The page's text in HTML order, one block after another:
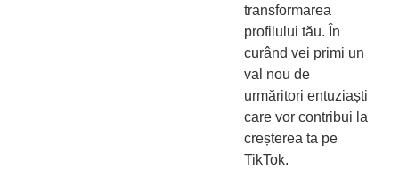
transformarea
profilului tău. În
curând vei primi un
val nou de
urmăritori entuziaști
care vor contribui la
creșterea ta pe
TikTok.